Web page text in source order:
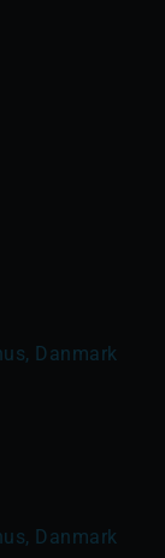
Danmark
Danmark